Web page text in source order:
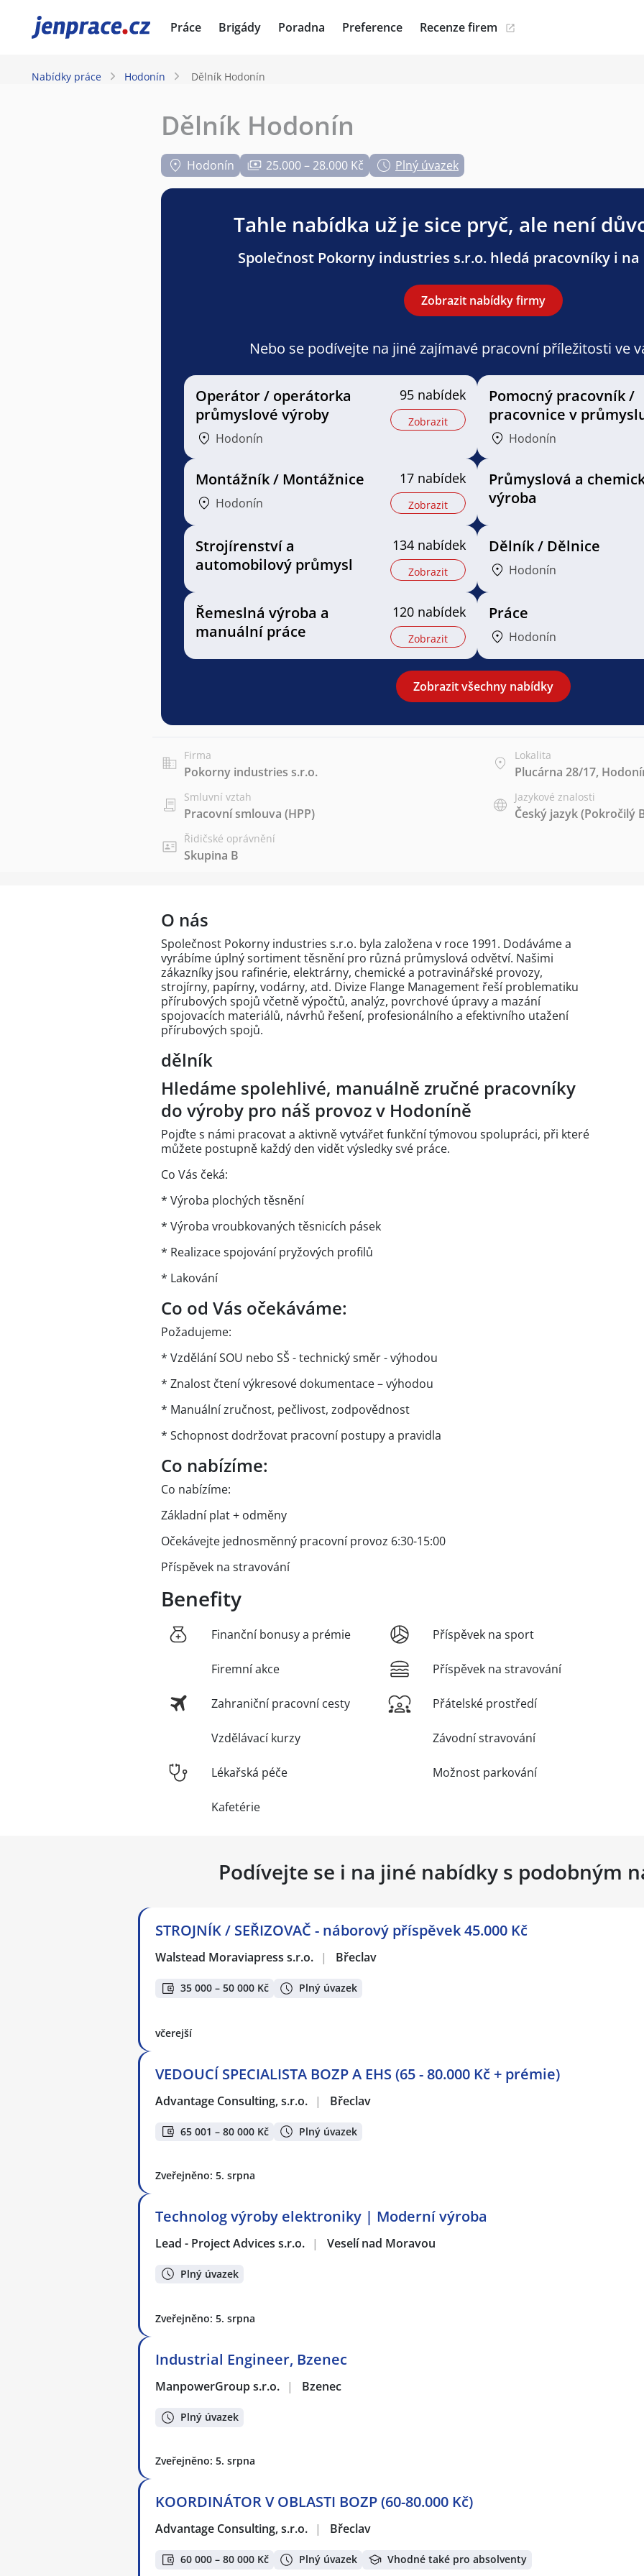
JenPráce.cz Práce Brigády Poradna Preference Recenze firem
Nabídky práce Hodonín Dělník Hodonín
Dělník Hodonín
Hodonín 25.000 – 28.000 Kč Plný úvazek
Tahle nabídka už je sice pryč, ale není
Společnost Pokorny industries s.r.o. hledá pracovníky i na
Zobrazit nabídky firmy
Nebo se podívejte na jiné zajímavé pracovní příležitosti ve
Operátor / operátorka
průmyslové výroby
Hodonín
95 nabídek
Zobrazit
Pomocný pracovník /
pracovnice v
Hodonín
Montážník / Montážnice
Hodonín
17 nabídek
Zobrazit
Průmyslová a
výroba
Strojírenství a
automobilový průmysl
134 nabídek
Zobrazit
Dělník / Dělnice
Hodonín
Řemeslná výroba a
manuální práce
120 nabídek
Zobrazit
Práce
Hodonín
Zobrazit všechny nabídky
Firma
Pokorny industries s.r.o.
Lokalita
Plucárna 28/17,
Smluvní vztah
Pracovní smlouva (HPP)
Jazykové znalosti
Český jazyk(Pokročilý
Řidičské oprávnění
Skupina B
O nás
Společnost Pokorny industries s.r.o. byla založena v roce 1991. Dodáváme a
vyrábíme úplný sortiment těsnění pro různá průmyslová odvětví. Našimi
zákazníky jsou rafinérie, elektrárny, chemické a potravinářské provozy,
strojírny, papírny, vodárny, atd. Divize Flange Management řeší problematiku
přírubových spojů včetně výpočtů, analýz, povrchové úpravy a mazání
spojovacích materiálů, návrhů řešení, profesionálního a efektivního utažení
přírubových spojů.
dělník
Hledáme spolehlivé, manuálně zručné pracovníky
do výroby pro náš provoz v Hodoníně
Pojďte s námi pracovat a aktivně vytvářet funkční týmovou spolupráci, při které
můžete postupně každý den vidět výsledky své práce.
Co Vás čeká:
* Výroba plochých těsnění
* Výroba vroubkovaných těsnicích pásek
* Realizace spojování pryžových profilů
* Lakování
Co od Vás očekáváme:
Požadujeme:
* Vzdělání SOU nebo SŠ - technický směr - výhodou
* Znalost čtení výkresové dokumentace – výhodou
* Manuální zručnost, pečlivost, zodpovědnost
* Schopnost dodržovat pracovní postupy a pravidla
Co nabízíme:
Co nabízíme:
Základní plat + odměny
Očekávejte jednosměnný pracovní provoz 6:30-15:00
Příspěvek na stravování
Benefity
Finanční bonusy a prémie
Firemní akce
Zahraniční pracovní cesty
Vzdělávací kurzy
Lékařská péče
Kafetérie
Příspěvek na sport
Příspěvek na stravování
Přátelské prostředí
Závodní stravování
Možnost parkování
Podívejte se i na jiné nabídky s podobným
STROJNÍK / SEŘIZOVAČ - náborový příspěvek 45.000 Kč
Walstead Moraviapress s.r.o. | Břeclav
35 000 – 50 000 Kč Plný úvazek
včerejší
VEDOUCÍ SPECIALISTA BOZP A EHS (65 - 80.000 Kč + prémie)
Advantage Consulting, s.r.o. | Břeclav
65 001 – 80 000 Kč Plný úvazek
Zveřejněno: 5. srpna
Technolog výroby elektroniky | Moderní výroba
Lead - Project Advices s.r.o. | Veselí nad Moravou
Plný úvazek
Zveřejněno: 5. srpna
Industrial Engineer, Bzenec
ManpowerGroup s.r.o. | Bzenec
Plný úvazek
Zveřejněno: 5. srpna
KOORDINÁTOR V OBLASTI BOZP (60-80.000 Kč)
Advantage Consulting, s.r.o. | Břeclav
60 000 – 80 000 Kč Plný úvazek Vhodné také pro absolventy